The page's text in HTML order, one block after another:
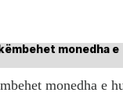
monedha e